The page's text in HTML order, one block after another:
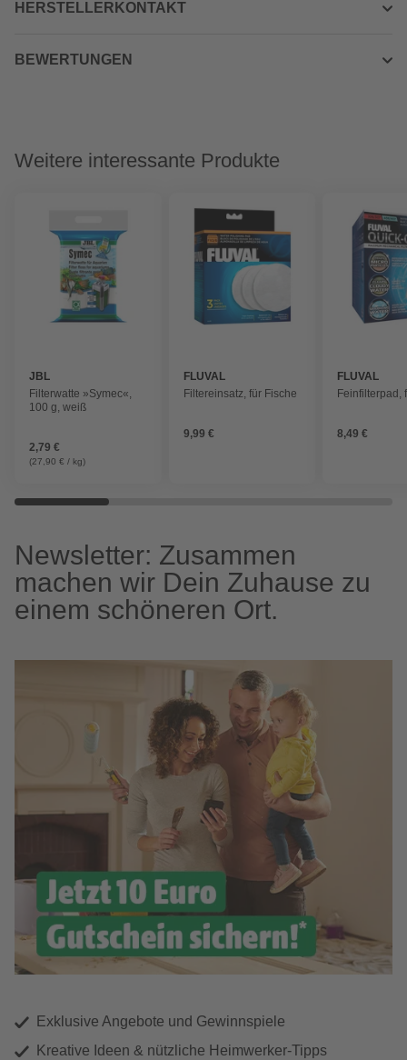
HERSTELLERKONTAKT
BEWERTUNGEN
Weitere interessante Produkte
JBL
Filterwatte »Symec«,
100 g, weiß
2,79 €
(27,90 € / kg)
FLUVAL
Filtereinsatz, für Fische
9,99 €
FLUVAL
Feinfilterpad,
8,49 €
Newsletter: Zusammen
machen wir Dein Zuhause zu
einem schöneren Ort.
Exklusive Angebote und Gewinnspiele
Kreative Ideen & nützliche Heimwerker-Tipps